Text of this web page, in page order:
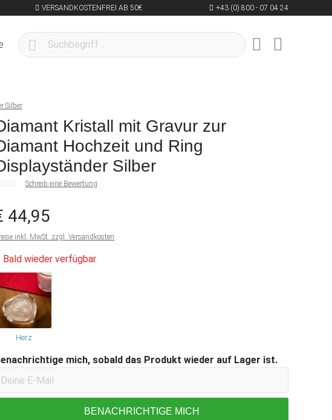
VERSANDKOSTENFREI AB 50€ +43 (0) 800 - 07 04 24
Silber
Kristall mit Gravur zur
Hochzeit und Ring
Silber
Schreib eine Bewertung
44,95
inkl. MwSt. zzgl. Versandkosten
Bald wieder verfügbar
Herz
mich, sobald das Produkt wieder auf Lager ist.
BENACHRICHTIGE MICH